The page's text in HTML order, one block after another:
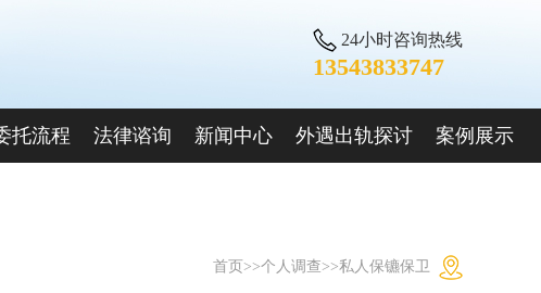
24小时咨询热线
13543833747
托流程 法律谘询 新闻中心 外遇出轨探讨 案例展示
首页 >>个人调查>>私人保镳保卫